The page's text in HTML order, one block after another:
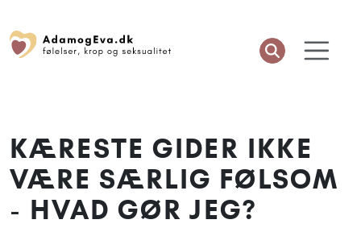
KÆRESTE GIDER IKKE
VÆRE SÆRLIG FØLSOM
- HVAD GØR JEG?